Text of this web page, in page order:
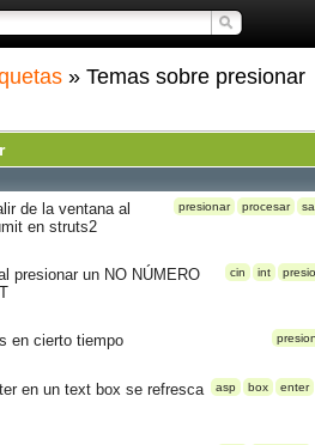
» Temas sobre presionar
presionar procesar
de la ventana al
en struts2
cin int
presionar un NO NÚMERO
en cierto tiempo
asp box enter
en un text box se refresca